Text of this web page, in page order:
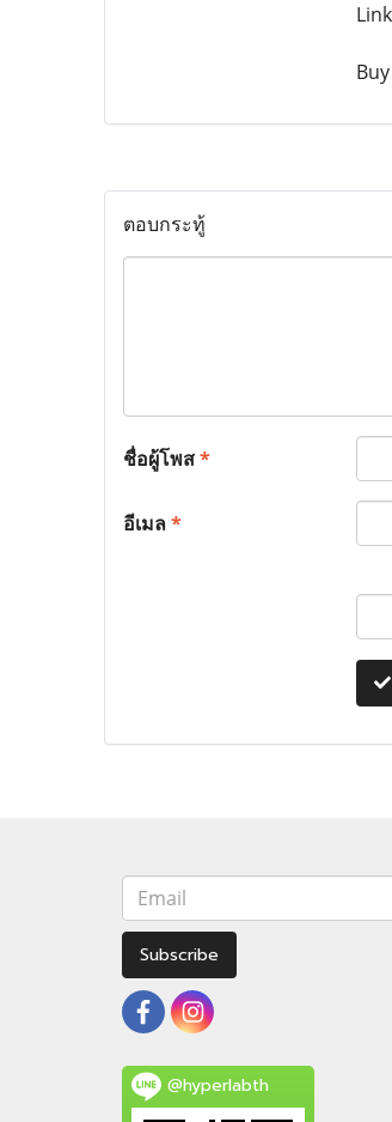
ตอบกระทู้
ชื่อผู้โพส*
อีเมล*
Subscribe
@hyperlabth